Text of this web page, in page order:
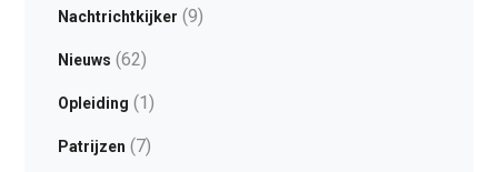
Nachtrichtkijker (9)
Nieuws (62)
Opleiding (1)
Patrijzen (7)